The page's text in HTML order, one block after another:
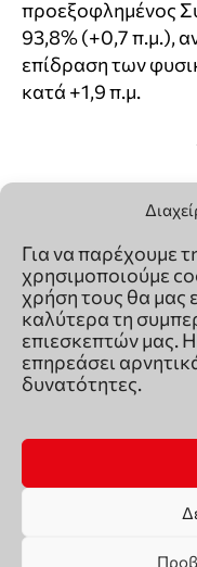
Για να παρέχουμε
χρησιμοποιούμε
χρήση τους θα μας
καλύτερα τη
επιεσκεπτών μας.
επηρεάσει
δυνατότητες.